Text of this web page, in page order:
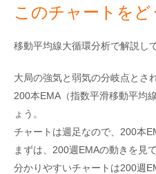
このチャートをど
移動平均線大循環分析で解説し
大局の強気と弱気の分岐点とさ
200本EMA（指数平滑移動平均
ょう。
チャートは週足なので、200本
まずは、200週EMAの動きを見
分かりやすいチャートは200週